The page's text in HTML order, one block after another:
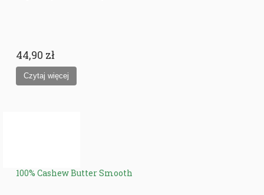
44,90 zł
100% Cashew Butter Smooth